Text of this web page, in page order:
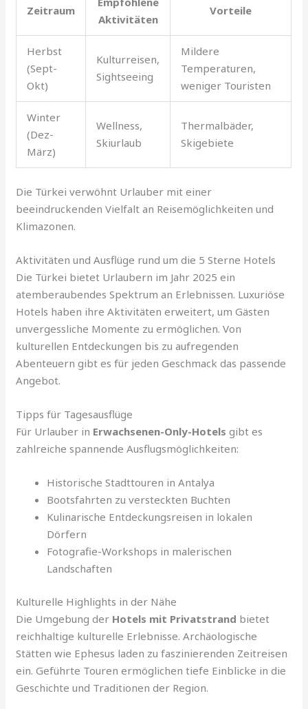
Zeitraum
Aktivitäten
Vorteile
Herbst
(Sept-
Okt)
Kulturreisen,
Sightseeing
Mildere
Temperaturen,
weniger Touristen
Winter
(Dez-
März)
Wellness,
Skiurlaub
Thermalbäder,
Skigebiete
Die Türkei verwöhnt Urlauber mit einer
beeindruckenden Vielfalt an Reisemöglichkeiten und
Klimazonen.
Aktivitäten und Ausflüge rund um die 5 Sterne Hotels
Die Türkei bietet Urlaubern im Jahr 2025 ein
atemberaubendes Spektrum an Erlebnissen. Luxuriöse
Hotels haben ihre Aktivitäten erweitert, um Gästen
unvergessliche Momente zu ermöglichen. Von
kulturellen Entdeckungen bis zu aufregenden
Abenteuern gibt es für jeden Geschmack das passende
Angebot.
Tipps für Tagesausflüge
Für Urlauber in Erwachsenen-Only-Hotels gibt es
zahlreiche spannende Ausflugsmöglichkeiten:
Historische Stadttouren in Antalya
Bootsfahrten zu versteckten Buchten
Kulinarische Entdeckungsreisen in lokalen
Dörfern
Fotografie-Workshops in malerischen
Landschaften
Kulturelle Highlights in der Nähe
Die Umgebung der Hotels mit Privatstrand bietet
reichhaltige kulturelle Erlebnisse. Archäologische
Stätten wie Ephesus laden zu faszinierenden Zeitreisen
ein. Geführte Touren ermöglichen tiefe Einblicke in die
Geschichte und Traditionen der Region.